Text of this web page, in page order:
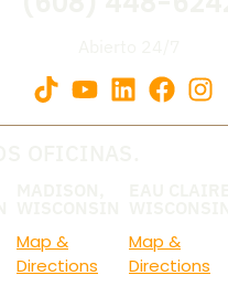
Map &
Directions
Map &
Directions